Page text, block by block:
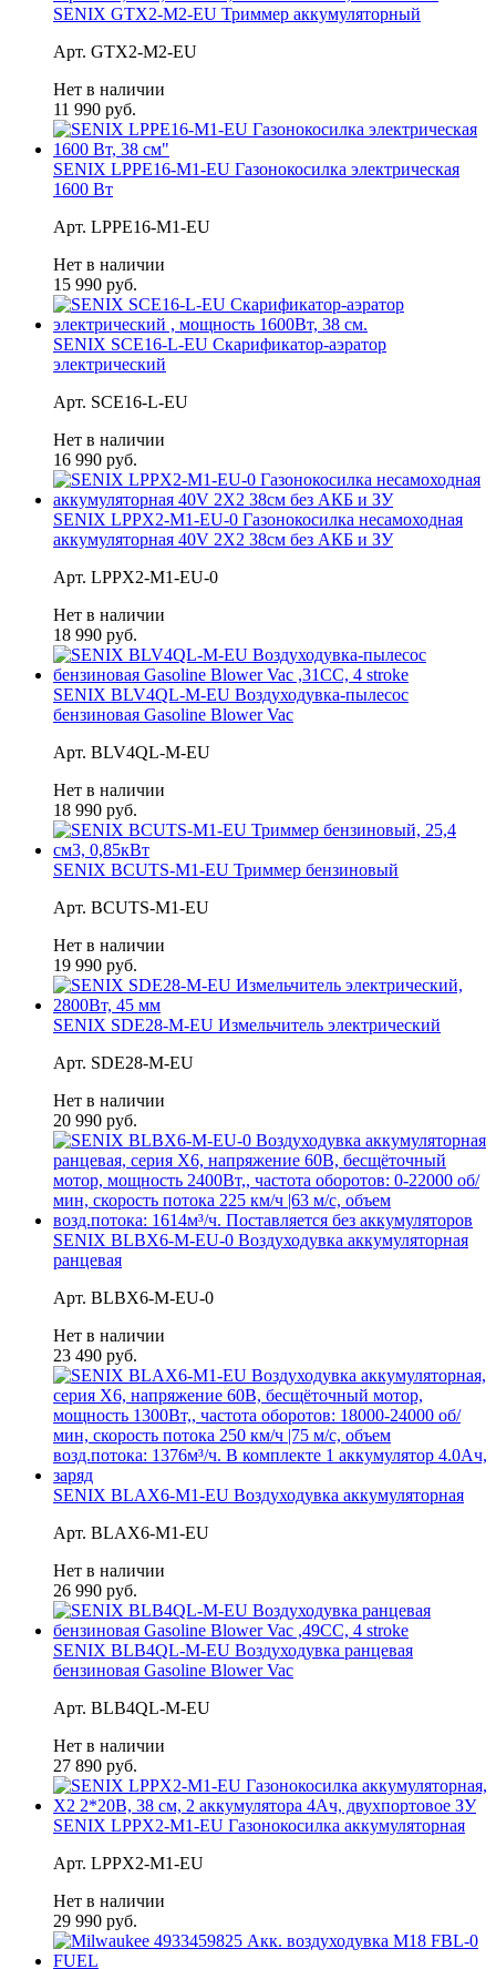
SENIX GTX2-M2-EU Триммер аккумуляторный
Арт. GTX2-M2-EU
Нет в наличии
11 990 руб.
SENIX LPPE16-M1-EU Газонокосилка электрическая
1600 Вт
Арт. LPPE16-M1-EU
Нет в наличии
15 990 руб.
SENIX SCE16-L-EU Скарификатор-аэратор
электрический
Арт. SCE16-L-EU
Нет в наличии
16 990 руб.
SENIX LPPX2-M1-EU-0 Газонокосилка несамоходная
аккумуляторная 40V 2X2 38см без АКБ и ЗУ
Арт. LPPX2-M1-EU-0
Нет в наличии
18 990 руб.
SENIX BLV4QL-M-EU Воздуходувка-пылесос
бензиновая Gasoline Blower Vac
Арт. BLV4QL-M-EU
Нет в наличии
18 990 руб.
SENIX BCUTS-M1-EU Триммер бензиновый
Арт. BCUTS-M1-EU
Нет в наличии
19 990 руб.
SENIX SDE28-M-EU Измельчитель электрический
Арт. SDE28-M-EU
Нет в наличии
20 990 руб.
SENIX BLBX6-M-EU-0 Воздуходувка аккумуляторная
ранцевая
Арт. BLBX6-M-EU-0
Нет в наличии
23 490 руб.
SENIX BLAX6-M1-EU Воздуходувка аккумуляторная
Арт. BLAX6-M1-EU
Нет в наличии
26 990 руб.
SENIX BLB4QL-M-EU Воздуходувка ранцевая
бензиновая Gasoline Blower Vac
Арт. BLB4QL-M-EU
Нет в наличии
27 890 руб.
SENIX LPPX2-M1-EU Газонокосилка аккумуляторная
Арт. LPPX2-M1-EU
Нет в наличии
29 990 руб.